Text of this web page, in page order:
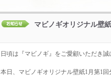
マビノギオリジナル壁
日頃は『マビノギ』をご愛顧いただき
本日、マビノギオリジナル壁紙1月第1